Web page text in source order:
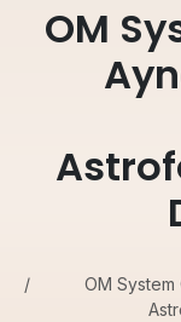
OM
OM System